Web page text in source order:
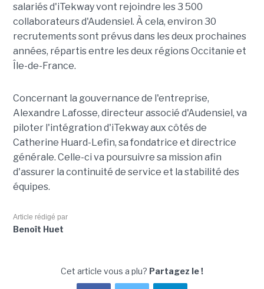
salariés d'iTekway vont rejoindre les 3 500
collaborateurs d'Audensiel. À cela, environ 30
recrutements sont prévus dans les deux prochaines
années, répartis entre les deux régions Occitanie et
Île-de-France.
Concernant la gouvernance de l'entreprise,
Alexandre Lafosse, directeur associé d'Audensiel, va
piloter l'intégration d'iTekway aux côtés de
Catherine Huard-Lefin, sa fondatrice et directrice
générale. Celle-ci va poursuivre sa mission afin
d'assurer la continuité de service et la stabilité des
équipes.
Article rédigé par
Benoît Huet
Cet article vous a plu? Partagez le !